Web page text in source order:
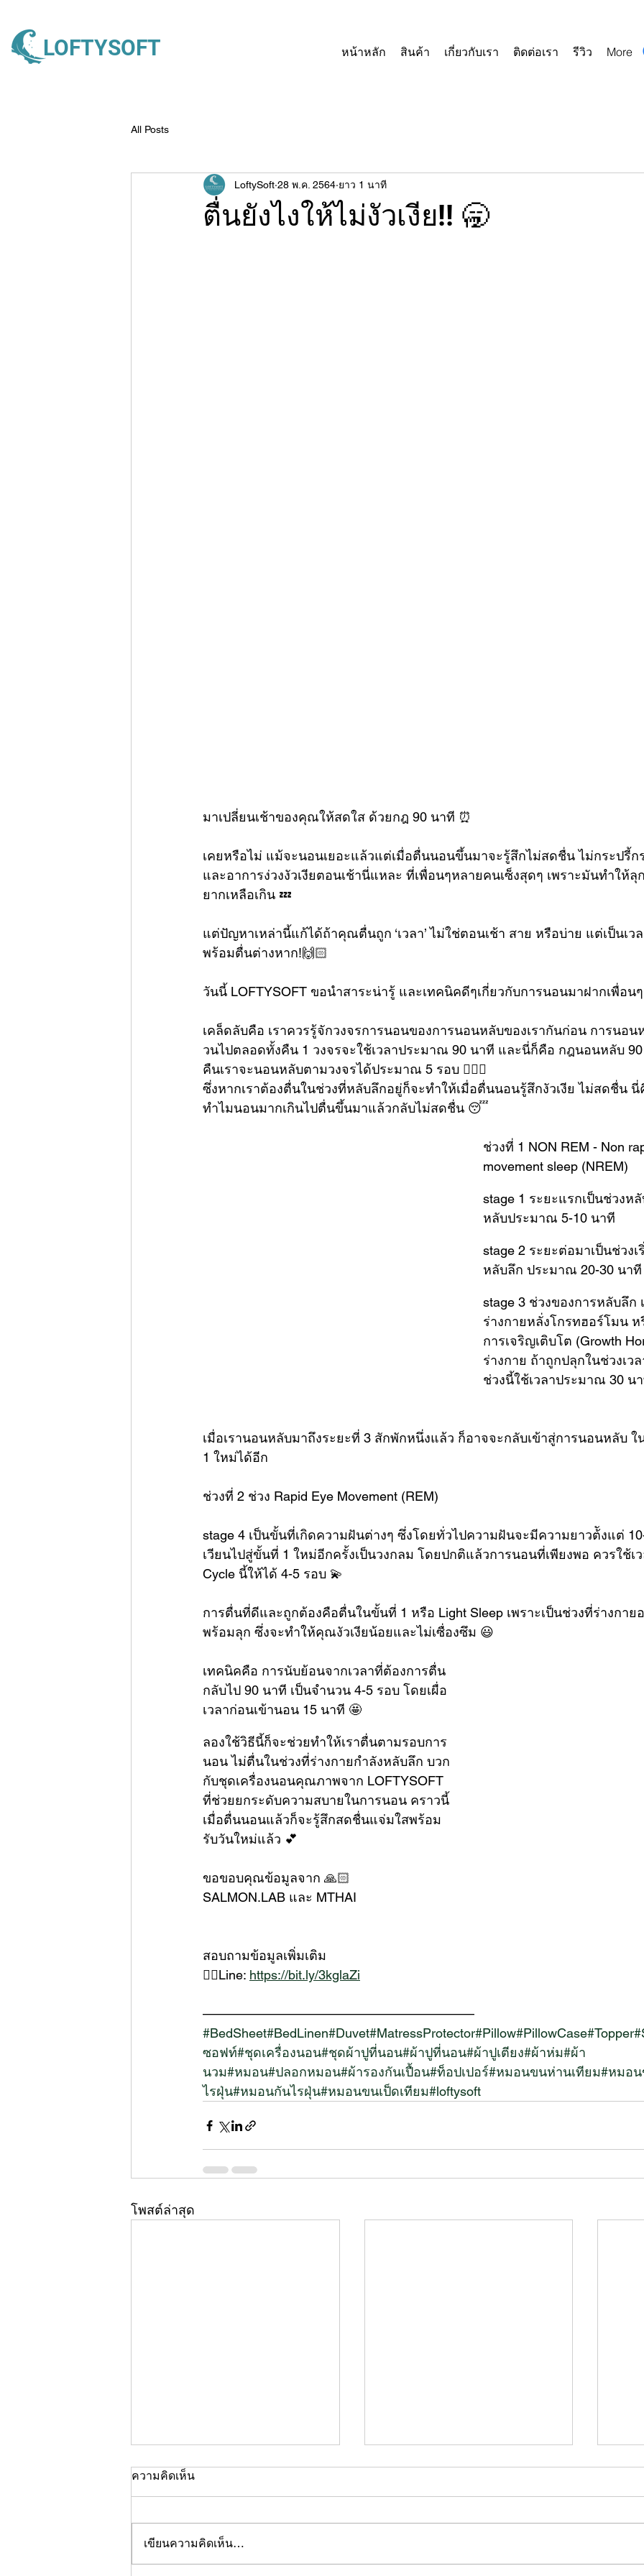
LOFTYSOFT หน้าหลัก สินค้า เกี่ยวกับเรา ติดต่อเรา รีวิว More
All Posts
ตื่นยังไงให้ไม่งัวเงีย!! 🥱
LoftySoft 28 พ.ค. 2564 ยาว 1 นาที
มาเปลี่ยนเช้าของคุณให้สดใส ด้วยกฎ 90 นาที ⏰
เคยหรือไม่ แม้จะนอนเยอะแล้วแต่เมื่อตื่นนอนขึ้นมาจะรู้สึกไม่สดชื่น ไม่กระปรี้กระ
และอาการง่วงงัวเงียตอนเช้านี่แหละ ที่เพื่อนๆหลายคนเซ็งสุดๆ เพราะมันทำให้ลุ
ยากเหลือเกิน 💤
แต่ปัญหาเหล่านี้แก้ได้ถ้าคุณตื่นถูก ‘เวลา’ ไม่ใช่ตอนเช้า สาย หรือบ่าย แต่เป็นเว
พร้อมตื่นต่างหาก!🙌🏻
วันนี้ LOFTYSOFT ขอนำสาระน่ารู้ และเทคนิคดีๆเกี่ยวกับการนอนมาฝากเพื่อ
เคล็ดลับคือ เราควรรู้จักวงจรการนอนของการนอนหลับของเรากันก่อน การนอน
วนไปตลอดทั้งคืน 1 วงจรจะใช้เวลาประมาณ 90 นาที และนี่ก็คือ กฎนอนหลับ
คืนเราจะนอนหลับตามวงจรได้ประมาณ 5 รอบ 🙆🏻‍♀️
ซึ่งหากเราต้องตื่นในช่วงที่หลับลึกอยู่ก็จะทำให้เมื่อตื่นนอนรู้สึกงัวเงีย ไม่สดชื่น นี่
ทำไมนอนมากเกินไปตื่นขึ้นมาแล้วกลับไม่สดชื่น 😴
ช่วงที่ 1 NON REM - Non
movement sleep (NREM)
stage 1 ระยะแรกเป็นช่วงหลั
หลับประมาณ 5-10 นาที
stage 2 ระยะต่อมาเป็นช่วง
หลับลึก ประมาณ 20-30 นาที
stage 3 ช่วงของการหลับลึก
ร่างกายหลั่งโกรทฮอร์โมน ห
การเจริญเติบโต (Growth
ร่างกาย ถ้าถูกปลุกในช่วงเว
ช่วงนี้ใช้เวลาประมาณ 30 น
เมื่อเรานอนหลับมาถึงระยะที่ 3 สักพักหนึ่งแล้ว ก็อาจจะกลับเข้าสู่การนอนหลับ ใ
1 ใหม่ได้อีก
ช่วงที่ 2 ช่วง Rapid Eye Movement (REM)
stage 4 เป็นขั้นที่เกิดความฝันต่างๆ ซึ่งโดยทั่วไปความฝันจะมีความยาวต้ังแต่
เวียนไปสู่ขั้นที่ 1 ใหม่อีกครั้งเป็นวงกลม โดยปกติแล้วการนอนที่เพียงพอ ควรใช้เว
Cycle นี้ให้ได้ 4-5 รอบ 💫
การตื่นที่ดีและถูกต้องคือตื่นในขั้นที่ 1 หรือ Light Sleep เพราะเป็นช่วงที่ร่างกาย
พร้อมลุก ซึ่งจะทำให้คุณงัวเงียน้อยและไม่เซื่องซึม 😃
เทคนิคคือ การนับย้อนจากเวลาที่ต้องการตื่น
กลับไป 90 นาที เป็นจำนวน 4-5 รอบ โดยเผื่อ
เวลาก่อนเข้านอน 15 นาที 🤩
ลองใช้วิธีนี้ก็จะช่วยทำให้เราตื่นตามรอบการ
นอน ไม่ตื่นในช่วงที่ร่างกายกำลังหลับลึก บวก
กับชุดเครื่องนอนคุณภาพจาก LOFTYSOFT
ที่ช่วยยกระดับความสบายในการนอน คราวนี้
เมื่อตื่นนอนแล้วก็จะรู้สึกสดชื่นแจ่มใสพร้อม
รับวันใหม่แล้ว 💕
ขอขอบคุณข้อมูลจาก 🙏🏻
SALMON.LAB และ MTHAI
สอบถามข้อมูลเพิ่มเติม
👉🏻Line: https://bit.ly/3kglaZi
—————————————————————
#BedSheet#BedLinen#Duvet#MatressProtector#Pillow#PillowCase#Topper
ซอฟท์#ชุดเครื่องนอน#ชุดผ้าปูที่นอน#ผ้าปูที่นอน#ผ้าปูเตียง#ผ้าห่ม#ผ้า
นวม#หมอน#ปลอกหมอน#ผ้ารองกันเปื้อน#ท็อปเปอร์#หมอนขนห่านเทียม#หมอ
ไรฝุ่น#หมอนกันไรฝุ่น#หมอนขนเป็ดเทียม#loftysoft
โพสต์ล่าสุด
ความคิดเห็น
เขียนความคิดเห็น…